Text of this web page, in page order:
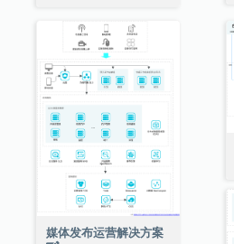
媒体发布运营解决方案